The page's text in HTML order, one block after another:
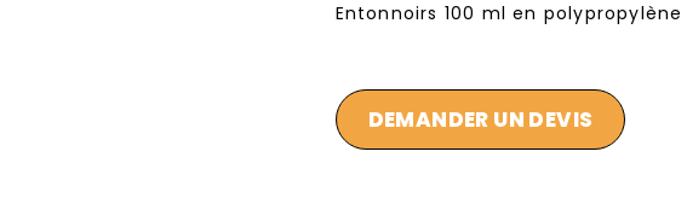
Entonnoirs 100 ml en
DEMANDER UN DEVIS